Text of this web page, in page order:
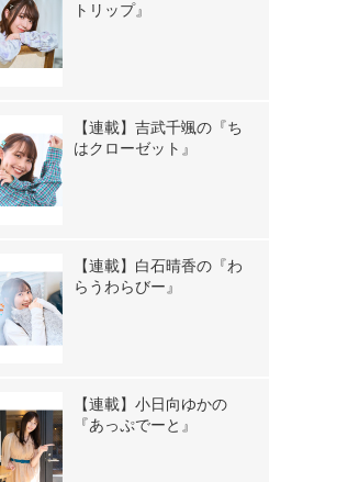
トリップ』
【連載】吉武千颯の『ち
はクローゼット』
【連載】白石晴香の『わ
らうわらびー』
【連載】小日向ゆかの
『あっぷでーと』